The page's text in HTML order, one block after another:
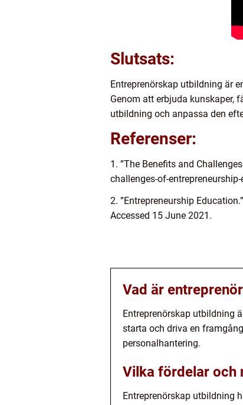
Slutsats:
Entreprenörskap utbildning är
Genom att erbjuda kunskaper,
utbildning och anpassa den
Referenser:
1. ”The Benefits and
challenges-of-
2. ”Entrepreneurship
Accessed 15 June 2021.
Vad är
Entreprenörskap utbildning
starta och driva en
personalhantering.
Vilka fördelar och
Entreprenörskap utbildning